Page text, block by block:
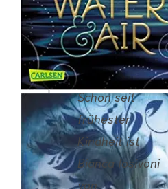
Schon seit
frühester
Kindheit ist
Bianca Iosivoni
von